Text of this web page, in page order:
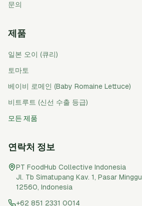
문의
제품
일본 오이 (큐리)
토마토
베이비 로메인 (Baby Romaine Lettuce)
비트루트 (신선 수출 등급)
모든 제품
연락처 정보
PT FoodHub Collective Indonesia
Jl. Tb Simatupang Kav. 1, Pasar Minggu
12560, Indonesia
+62 851 2331 0014